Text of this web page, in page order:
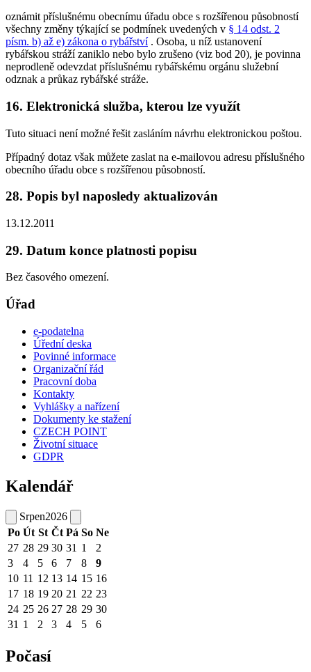
oznámit příslušnému obecnímu úřadu obce s rozšířenou působností
všechny změny týkající se podmínek uvedených v § 14 odst. 2
písm. b) až e) zákona o rybářství. Osoba, u níž ustanovení
rybářskou stráží zaniklo nebo bylo zrušeno (viz bod 20), je povinna
neprodleně odevzdat příslušnému rybářskému orgánu služební
odznak a průkaz rybářské stráže.
16. Elektronická služba, kterou lze využít
Tuto situaci není možné řešit zasláním návrhu elektronickou poštou.
Případný dotaz však můžete zaslat na e-mailovou adresu příslušného
obecního úřadu obce s rozšířenou působností.
28. Popis byl naposledy aktualizován
13.12.2011
29. Datum konce platnosti popisu
Bez časového omezení.
Úřad
e-podatelna
Úřední deska
Povinné informace
Organizační řád
Pracovní doba
Kontakty
Vyhlášky a nařízení
Dokumenty ke stažení
CZECH POINT
Životní situace
GDPR
Kalendář
Srpen2026
Po Út St Čt Pá So Ne
27 28 29 30 31 1
2
3
4 5 6 7 8
9
10 11 12 13 14 15 16
17 18 19 20 21 22 23
24 25 26 27 28 29 30
31 1 2 3 4 5 6
Počasí